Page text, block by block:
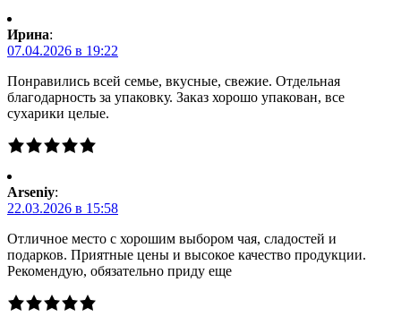
Ирина:
07.04.2026 в 19:22
Понравились всей семье, вкусные, свежие. Отдельная
благодарность за упаковку. Заказ хорошо упакован, все
сухарики целые.
Arseniy:
22.03.2026 в 15:58
Отличное место с хорошим выбором чая, сладостей и
подарков. Приятные цены и высокое качество продукции.
Рекомендую, обязательно приду еще